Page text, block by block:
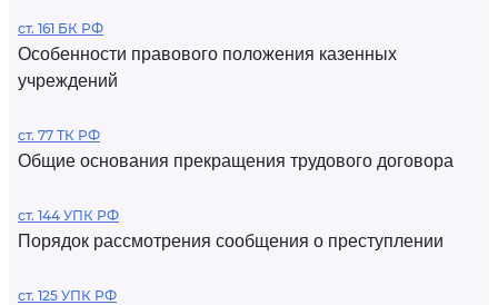
ст. 161 БК РФ
Особенности правового положения казенных
учреждений
ст. 77 ТК РФ
Общие основания прекращения трудового договора
ст. 144 УПК РФ
Порядок рассмотрения сообщения о преступлении
ст. 125 УПК РФ